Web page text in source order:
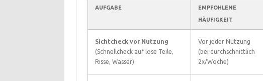
AUFGABE
EMPFOHLENE
HÄUFIGKEIT
Sichtcheck vor Nutzung
(Schnellcheck auf lose Teile,
Risse, Wasser)
Vor jeder Nutzung
(bei durchschnittlich
2x/Woche)